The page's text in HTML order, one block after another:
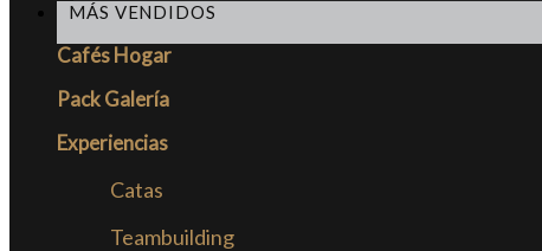
MÁS VENDIDOS
Cafés Hogar
Pack Galería
Experiencias
Catas
Teambuilding